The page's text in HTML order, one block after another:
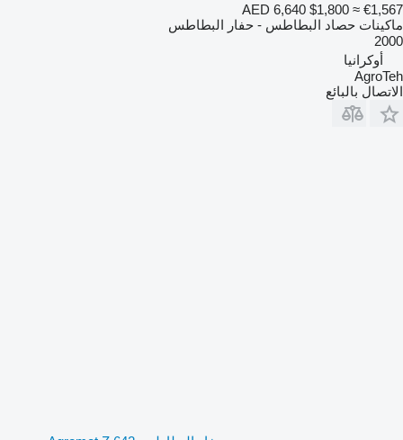
AED 6,640 $1,800 ≈ €1,567
ماكينات حصاد البطاطس - حفار البطاطس
2000
أوكرانيا
AgroTeh
الاتصال بالبائع